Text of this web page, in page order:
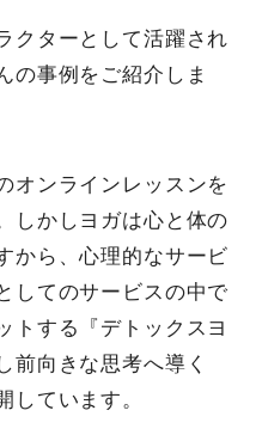
クターとして活躍され
の事例をご紹介しま
オンラインレッスンを
しかしヨガは心と体の
から、心理的なサービ
してのサービスの中で
トする『デトックスヨ
前向きな思考へ導く
しています。